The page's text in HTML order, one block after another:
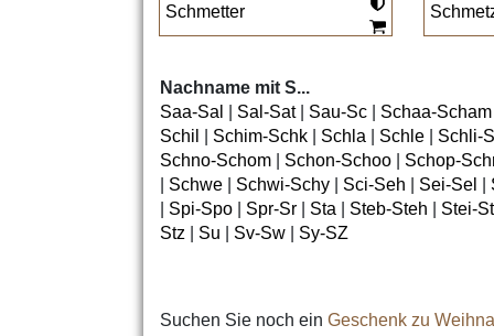
Schmetter
Nachname mit S...
Saa-Sal
Sal-Sat| Sau-Sc Schaa-Scham
Schil
Schim-Schk Schla Schle
Schli-
Schno-Schom
Schon-Schoo
Schop-
Schwe Schwi-Schy Sci-Seh Sei-Sel
Spi-Spo Spr-Sr Sta Steb-Steh
Stei-
Stz
Su Sv-Sw Sy-SZ
Suchen Sie noch ein Geschenk zu